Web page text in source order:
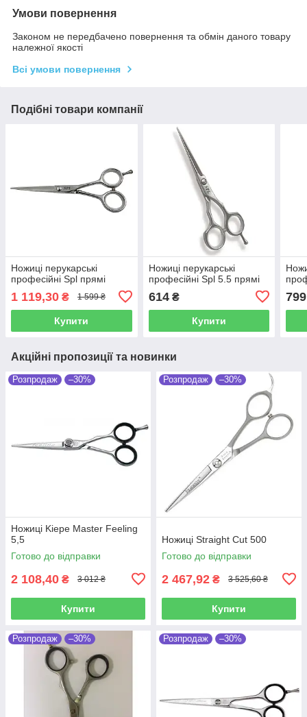
Умови повернення
Законом не передбачено повернення та обмін даного товару
належної якості
Всі умови повернення
Подібні товари компанії
Ножиці перукарські
професійні Spl прямі
1 119,30 ₴ 1 599 ₴
Купити
Ножиці перукарські
професійні Spl 5.5 прямі
614₴
Купити
799
Акційні пропозиції та новинки
Розпродаж –30%
Ножиці Kiepe Master Feeling
5,5
Готово до відправки
2 108,40 ₴ 3 012 ₴
Купити
Розпродаж –30%
Ножиці Straight Cut 500
Готово до відправки
2 467,92 ₴ 3 525,60 ₴
Купити
Розпродаж –30% Розпродаж –30%